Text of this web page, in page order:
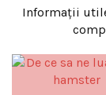
Informaţii